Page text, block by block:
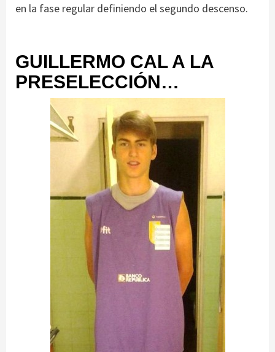
en la fase regular definiendo el segundo descenso.
GUILLERMO CAL A LA
PRESELECCIÓN…